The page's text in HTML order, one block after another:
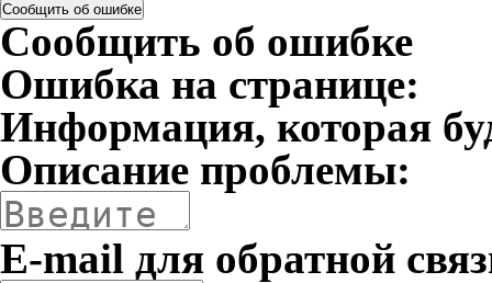
Сообщить об ошибке
Сообщить об ошибке
Ошибка на странице:
Информация, которая
Описание проблемы:
E-mail для обратной